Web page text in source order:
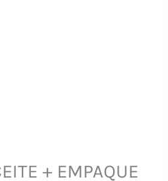
+ EMPAQUE